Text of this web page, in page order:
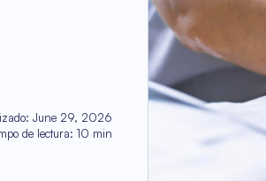
:June 29, 2026
de lectura:10 min